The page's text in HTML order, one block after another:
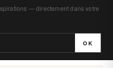
— directement dans votre
OK